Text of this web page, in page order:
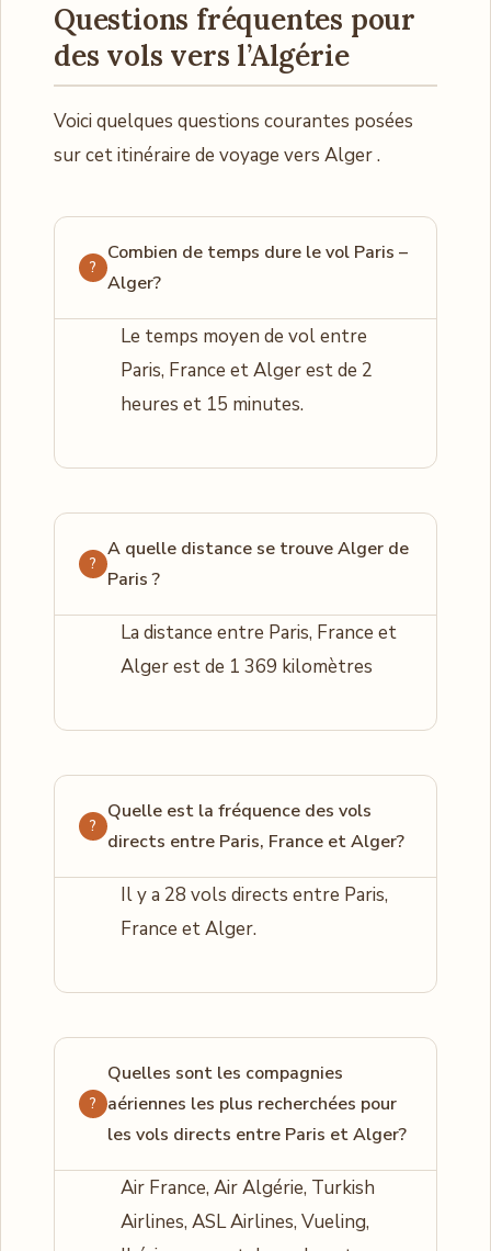
Questions fréquentes pour
des vols vers l’Algérie
Voici quelques questions courantes posées
sur cet itinéraire de voyage vers Alger .
Combien de temps dure le vol Paris –
Alger?
Le temps moyen de vol entre
Paris, France et Alger est de 2
heures et 15 minutes.
A quelle distance se trouve Alger de
Paris ?
La distance entre Paris, France et
Alger est de 1 369 kilomètres
Quelle est la fréquence des vols
directs entre Paris, France et Alger?
Il y a 28 vols directs entre Paris,
France et Alger.
Quelles sont les compagnies
aériennes les plus recherchées pour
les vols directs entre Paris et Alger?
Air France, Air Algérie, Turkish
Airlines, ASL Airlines, Vueling,